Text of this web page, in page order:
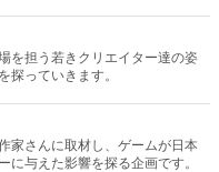
を担う若きクリエイター達の姿
探っていきます。
家さんに取材し、ゲームが日本
与えた影響を探る企画です。